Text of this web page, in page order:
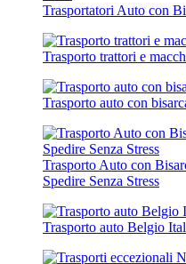
Trasportatori Auto con
Trasporto trattori e
Trasporto auto con
Trasporto Auto con
Spedire Senza Stress
Trasporto auto Belgio